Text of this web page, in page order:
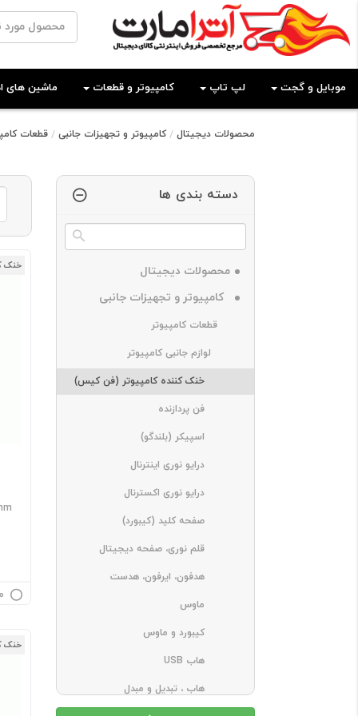
موبایل و گجت لپ تاپ کامپیوتر و قطعات ماشین های
محصولات دیجیتال کامپیوتر و تجهیزات جانبی قطعات
دسته بندی ها
محصولات دیجیتال
کامپیوتر و تجهیزات جانبی
قطعات کامپیوتر
لوازم جانبی کامپیوتر
خنک کننده کامپیوتر (فن کیس)
فن پردازنده
اسپیکر (بلندگو)
درایو نوری اینترنال
درایو نوری اکسترنال
صفحه کلید (کیبورد)
قلم نوری، صفحه دیجیتال
هدفون، ایرفون، هدست
ماوس
کیبورد و ماوس
هاب USB
هاب ، تبدیل و مبدل
خنک
خنک